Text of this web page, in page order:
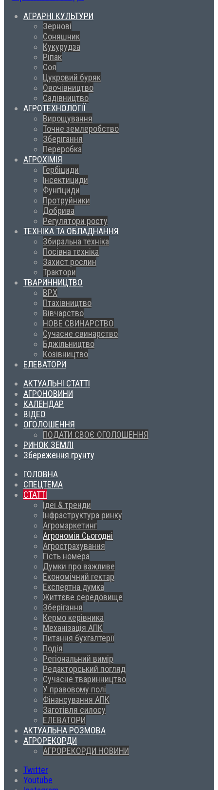
АГРАРНІ КУЛЬТУРИ
Зернові
Соняшник
Кукурудза
Ріпак
Соя
Цукровий буряк
Овочівництво
Садівництво
АГРОТЕХНОЛОГІЇ
Вирощування
Точне землеробство
Зберігання
Переробка
АГРОХІМІЯ
Гербіциди
Інсектициди
Фунгіциди
Протруйники
Добрива
Регулятори росту
ТЕХНІКА ТА ОБЛАДНАННЯ
Збиральна техніка
Посівна техніка
Захист рослин
Трактори
ТВАРИННИЦТВО
ВРХ
Птахівництво
Вівчарство
НОВЕ СВИНАРСТВО
Сучасне свинарство
Бджільництво
Козівництво
ЕЛЕВАТОРИ
АКТУАЛЬНІ СТАТТІ
АГРОНОВИНИ
КАЛЕНДАР
ВІДЕО
ОГОЛОШЕННЯ
ПОДАТИ СВОЄ ОГОЛОШЕННЯ
РИНОК ЗЕМЛІ
Збереження грунту
ГОЛОВНА
СПЕЦТЕМА
СТАТТІ
Ідеї & тренди
Інфраструктура ринку
Агромаркетинг
Агрономія Сьогодні
Агрострахування
Гість номера
Думки про важливе
Економічний гектар
Експертна думка
Життєве середовище
Зберігання
Кермо керівника
Механізація АПК
Питання бухгалтерії
Подія
Регіональний вимір
Редакторський погляд
Сучасне тваринництво
У правовому полі
Фінансування АПК
Заготівля силосу
ЕЛЕВАТОРИ
АКТУАЛЬНА РОЗМОВА
АГРОРЕКОРДИ
АГРОРЕКОРДИ НОВИНИ
Twitter
Youtube